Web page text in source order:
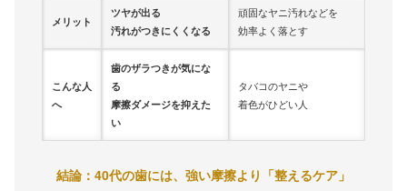
メリット
ツヤが出る
汚れがつきにくくなる
頑固なヤニ汚れなどを
効率よく落とす
こんな人
へ
歯のザラつきが気にな
る
摩擦ダメージを抑えた
い
タバコのヤニや
着色がひどい人
結論：40代の歯には、強い摩擦より「整えるケア」